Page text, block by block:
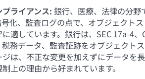
ライアンス: 銀行、医療、法律の分
化、監査ログの点で、オブジェクト
適しています。銀行は、SEC 17a-4、
務データ、監査証跡をオブジェクト
は、不正な変更を加えずにデータを
上の理由から好まれています。